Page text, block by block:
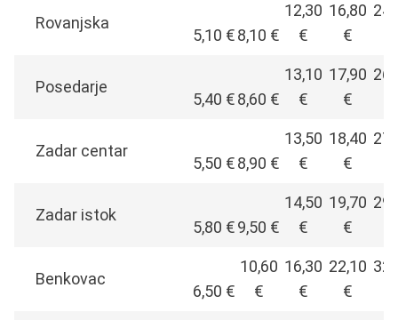
Rovanjska
5,10 €8,10 €
12,30
€
16,80
€
Posedarje
5,40 €8,60 €
13,10
€
17,90
€
Zadar centar
5,50 €8,90 €
13,50
€
18,40
€
Zadar istok
5,80 €9,50 €
14,50
€
19,70
€
Benkovac
6,50 €
10,60
€
16,30
€
22,10
€